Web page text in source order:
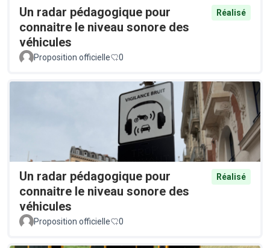
Un radar pédagogique pour
connaitre le niveau sonore des
véhicules
Réalisé
Proposition officielle 0
Un radar pédagogique pour
connaitre le niveau sonore des
véhicules
Réalisé
Proposition officielle 0